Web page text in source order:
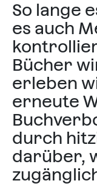
So lange
es auch
Bücher
erleben
erneute
durch
darüber,